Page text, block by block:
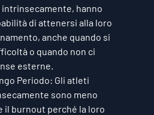
hanno
di attenersi alla loro
anche quando si
o quando non ci
esterne.
Periodo: Gli atleti
sono meno
il burnout perché la loro